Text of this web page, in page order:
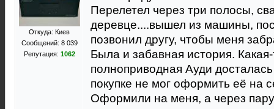
Откуда: Киев
Сообщений: 8 039
Репутация: 1062
Перелетел через три полосы,
деревце....вышел из машины,
позвонил другу, чтобы меня
Была и забавная история.
полноприводная Ауди
покупке не мог оформить её на
Оформили на меня, а через